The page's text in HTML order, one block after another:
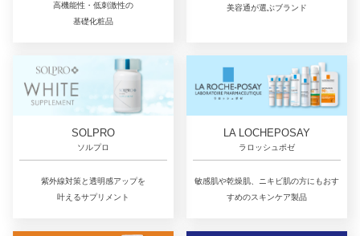
高機能性・低刺激性の
基礎化粧品
美容通が選ぶブランド
SOLPRO
ソルプロ
紫外線対策と透明感アップを
叶えるサプリメント
LA LOCHEPOSAY
ラロッシュポゼ
敏感肌や乾燥肌、ニキビ肌の方にもおす
すめのスキンケア製品